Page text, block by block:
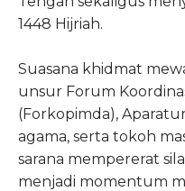
1448 Hijriah.
Suasana khidmat
unsur Forum
(Forkopimda),
agama, serta tokoh
sarana mempererat
menjadi momentum